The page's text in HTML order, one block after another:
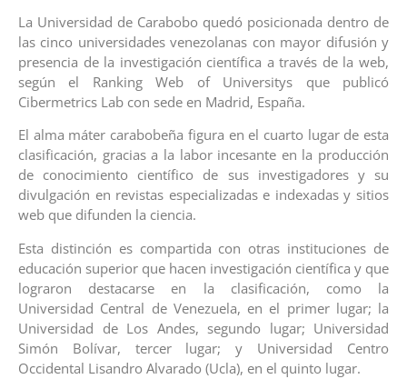
La Universidad de Carabobo quedó posicionada dentro de
las cinco universidades venezolanas con mayor difusión y
presencia de la investigación científica a través de la web,
según el Ranking Web of Universitys que publicó
Cibermetrics Lab con sede en Madrid, España.
El alma máter carabobeña figura en el cuarto lugar de esta
clasificación, gracias a la labor incesante en la producción
de conocimiento científico de sus investigadores y su
divulgación en revistas especializadas e indexadas y sitios
web que difunden la ciencia.
Esta distinción es compartida con otras instituciones de
educación superior que hacen investigación científica y que
lograron destacarse en la clasificación, como la
Universidad Central de Venezuela, en el primer lugar; la
Universidad de Los Andes, segundo lugar; Universidad
Simón Bolívar, tercer lugar; y Universidad Centro
Occidental Lisandro Alvarado (Ucla), en el quinto lugar.